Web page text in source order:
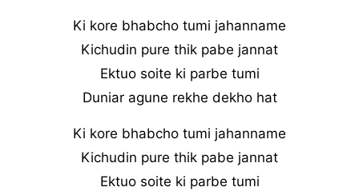
Ki kore bhabcho tumi jahanname
Kichudin pure thik pabe jannat
Ektuo soite ki parbe tumi
Duniar agune rekhe dekho hat
Ki kore bhabcho tumi jahanname
Kichudin pure thik pabe jannat
Ektuo soite ki parbe tumi